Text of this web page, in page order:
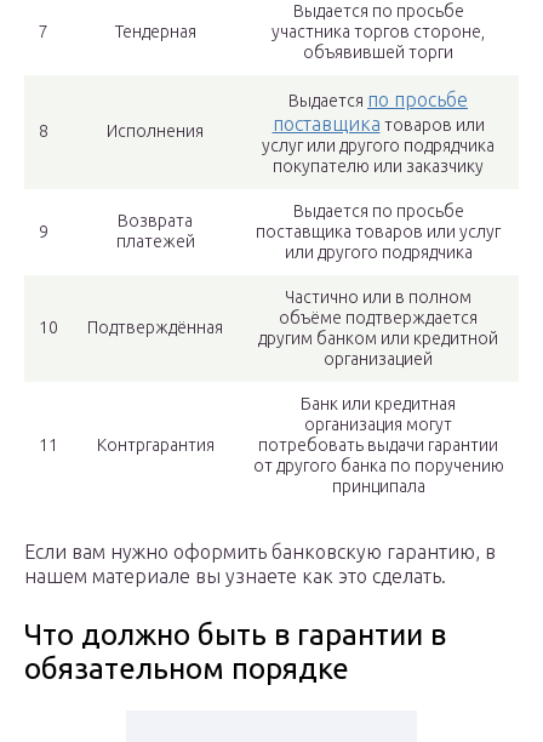
7 Тендерная
Выдается по просьбе
участника торгов стороне,
объявившей торги
8 Исполнения
Выдается по просьбе
поставщика товаров или
услуг или другого подрядчика
покупателю или заказчику
9
Возврата
платежей
Выдается по просьбе
поставщика товаров или услуг
или другого подрядчика
10 Подтверждённая
Частично или в полном
объёме подтверждается
другим банком или кредитной
организацией
11 Контргарантия
Банк или кредитная
организация могут
потребовать выдачи гарантии
от другого банка по поручению
принципала
Если вам нужно оформить банковскую гарантию, в
нашем материале вы узнаете как это сделать.
Что должно быть в гарантии в
обязательном порядке